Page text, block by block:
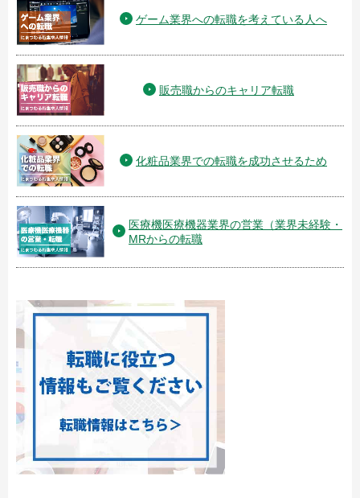
ゲーム業界への転職を考えている人へ
販売職からのキャリア転職
化粧品業界での転職を成功させるため
医療機医療機器業界の営業（業界未経験・
MRからの転職